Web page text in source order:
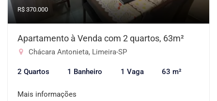
R$ 370.000
Apartamento à Venda com 2 quartos, 63m²
Chácara Antonieta, Limeira-SP
2 Quartos 1 Banheiro 1 Vaga 63 m²
Mais informações